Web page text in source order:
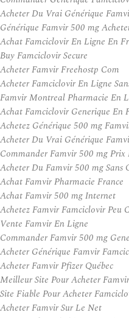
Acheter Du Vrai Générique
Générique Famvir 500 mg
Achat Famciclovir En Ligne En
Buy Famciclovir Secure
Acheter Famvir Freehostp Com
Acheter Famciclovir En Ligne
Famvir Montreal Pharmacie En
Achat Famciclovir Generique En
Achetez Générique 500 mg
Acheter Du Vrai Générique
Commander Famvir 500 mg Prix
Acheter Du Famvir 500 mg Sans
Achat Famvir Pharmacie France
Achat Famvir 500 mg Internet
Achetez Famvir Famciclovir Peu
Vente Famvir En Ligne
Commander Famvir 500 mg
Acheter Générique Famvir
Acheter Famvir Pfizer Québec
Meilleur Site Pour Acheter
Site Fiable Pour Acheter
Acheter Famvir Sur Le Net